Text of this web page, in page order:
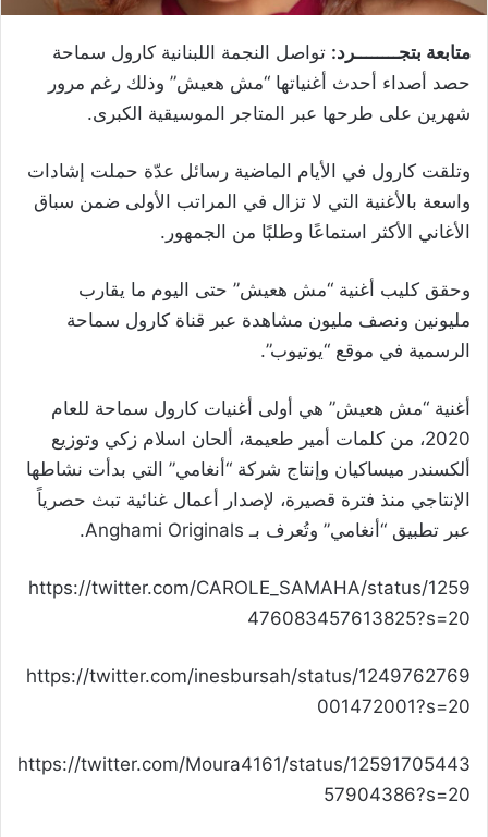
متابعة بتجــــــــرد: تواصل النجمة اللبنانية كارول سماحة
حصد أصداء أحدث أغنياتها “مش هعيش” وذلك رغم مرور
شهرين على طرحها عبر المتاجر الموسيقية الكبرى.
وتلقت كارول في الأيام الماضية رسائل عدّة حملت إشادات
واسعة بالأغنية التي لا تزال في المراتب الأولى ضمن سباق
الأغاني الأكثر استماعًا وطلبًا من الجمهور.
وحقق كليب أغنية “مش هعيش” حتى اليوم ما يقارب
مليونين ونصف مليون مشاهدة عبر قناة كارول سماحة
الرسمية في موقع “يوتيوب”.
أغنية “مش هعيش” هي أولى أغنيات كارول سماحة للعام
2020، من كلمات أمير طعيمة، ألحان اسلام زكي وتوزيع
ألكسندر ميساكيان وإنتاج شركة “أنغامي” التي بدأت نشاطها
الإنتاجي منذ فترة قصيرة، لإصدار أعمال غنائية تبث حصرياً
عبر تطبيق “أنغامي” وتُعرف بـ Anghami Originals.
https://twitter.com/CAROLE_SAMAHA/status/1259
476083457613825?s=20
https://twitter.com/inesbursah/status/1249762769
001472001?s=20
https://twitter.com/Moura4161/status/12591705443
57904386?s=20